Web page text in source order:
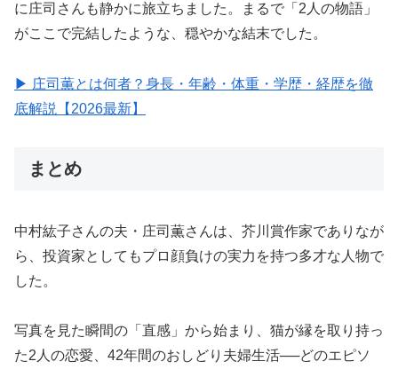
に庄司さんも静かに旅立ちました。まるで「2人の物語」
がここで完結したような、穏やかな結末でした。
▶ 庄司薫とは何者？身長・年齢・体重・学歴・経歴を徹
底解説【2026最新】
まとめ
中村紘子さんの夫・庄司薫さんは、芥川賞作家でありなが
ら、投資家としてもプロ顔負けの実力を持つ多才な人物で
した。
写真を見た瞬間の「直感」から始まり、猫が縁を取り持っ
た2人の恋愛、42年間のおしどり夫婦生活──どのエピソ